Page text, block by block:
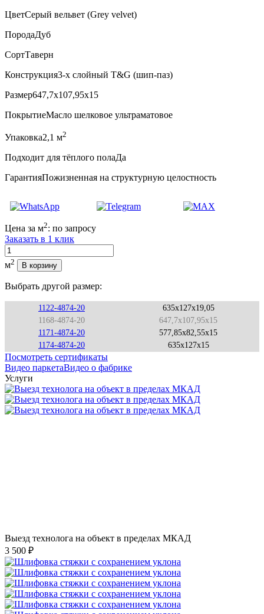
ЦветСерый вельвет (Grey velvet)
ПородаДуб
СортТаверн
Конструкция3-х слойный T&G (шип-паз)
Размер647,7x107,95x15
ПокрытиеМасло шелковое ультраматовое
Упаковка2,1 м2
Подходит для тёплого полаДа
ГарантияПожизненная на структурную целостность
Цена за м2: по запросу
Заказать в 1 клик
Количество
м2 В корзину
Выбрать другой размер:
1122-4874-20
635x127x19,05
1168-4874-20
647,7x107,95x15
1171-4874-20
577,85x82,55x15
1174-4874-20
635x127x15
Посмотреть сертификаты
Видео паркетаВидео о фабрике
Услуги
Выезд технолога на объект в пределах МКАД
3 500 ₽